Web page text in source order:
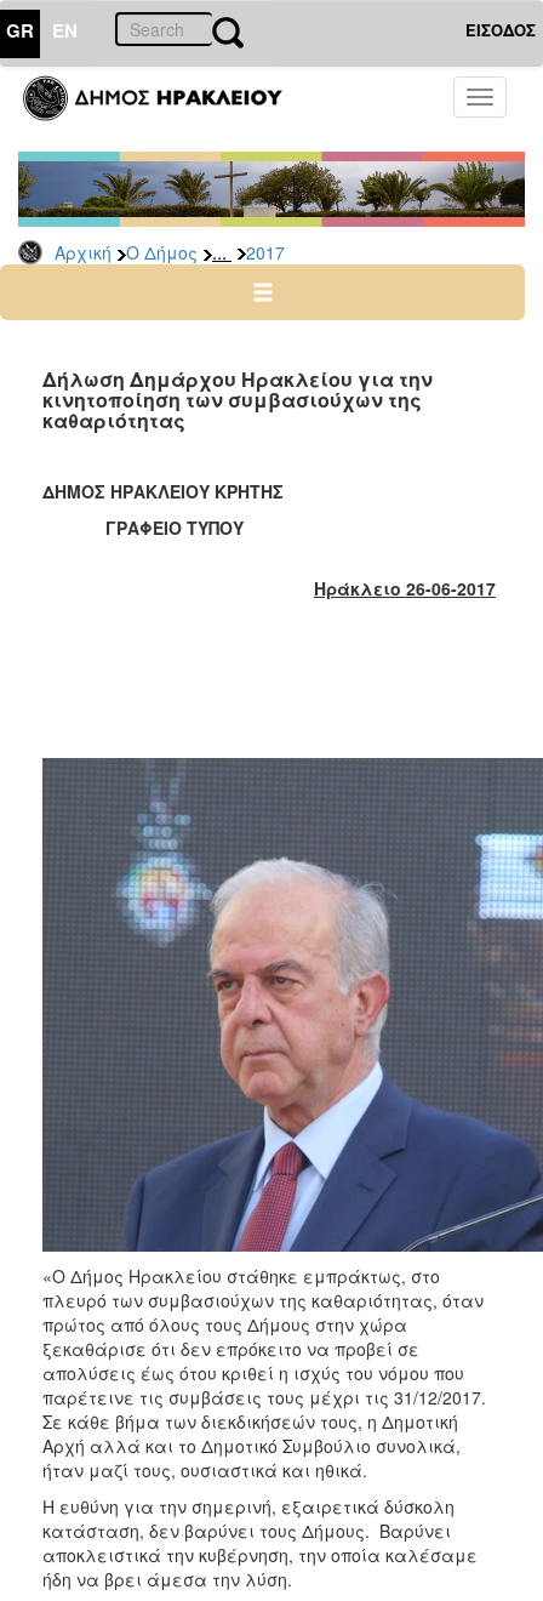
GR EN ΕΙΣΟΔΟΣ
Toggle
Αρχική Ο Δήμος ... 2017
ΔΗΜΟΣ
Δελτία
Τύπου
Αρχείο
2026
2024
2022
2021
2011
2006
Δήλωση Δημάρχου Ηρακλείου για την
κινητοποίηση των συμβασιούχων της
καθαριότητας
ΔΗΜΟΣ ΗΡΑΚΛΕΙΟΥ ΚΡΗΤΗΣ
ΓΡΑΦΕΙΟ ΤΥΠΟΥ
Ηράκλειο 26-06-2017
«Ο Δήμος Ηρακλείου στάθηκε εμπράκτως, στο
πλευρό των συμβασιούχων της καθαριότητας, όταν
πρώτος από όλους τους Δήμους στην χώρα
ξεκαθάρισε ότι δεν επρόκειτο να προβεί σε
απολύσεις έως ότου κριθεί η ισχύς του νόμου που
παρέτεινε τις συμβάσεις τους μέχρι τις 31/12/2017.
Σε κάθε βήμα των διεκδικήσεών τους, η Δημοτική
Αρχή αλλά και το Δημοτικό Συμβούλιο συνολικά,
ήταν μαζί τους, ουσιαστικά και ηθικά.
Η ευθύνη για την σημερινή, εξαιρετικά δύσκολη
κατάσταση, δεν βαρύνει τους Δήμους. Βαρύνει
αποκλειστικά την κυβέρνηση, την οποία καλέσαμε
ήδη να βρει άμεσα την λύση.